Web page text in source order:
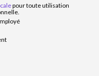
pour toute utilisation